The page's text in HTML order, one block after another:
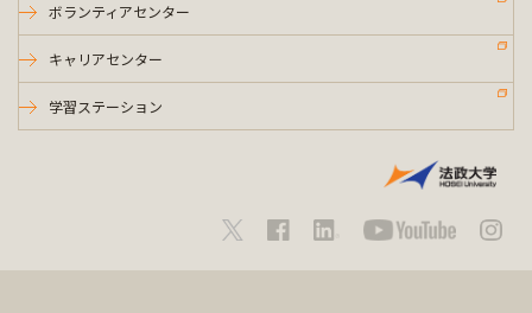
ボランティアセンター
キャリアセンター
学習ステーション